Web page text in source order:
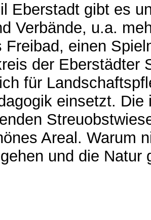
Eberstadt gibt es
Verbände, u.a.
Freibad, einen
der Eberstädter
für
einsetzt. Die
Areal. Warum
und die Natur